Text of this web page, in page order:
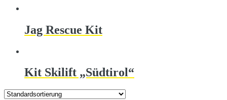
Jag Rescue Kit
Kit Skilift „Südtirol“